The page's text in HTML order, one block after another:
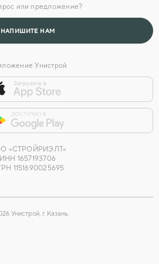
или предложение?
НАПИШИТЕ НАМ
Унистрой
«СТРОЙРИЭЛТ»
ИНН 1657193706
1151690025695
Унистрой, г. Казань.